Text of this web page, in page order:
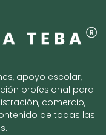
apoyo escolar,
profesional para
comercio,
de todas las